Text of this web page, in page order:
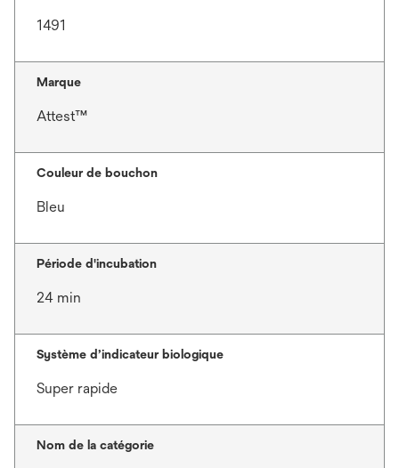
1491
Marque
Attest™
Couleur de bouchon
Bleu
Période d'incubation
24 min
Système d’indicateur biologique
Super rapide
Nom de la catégorie